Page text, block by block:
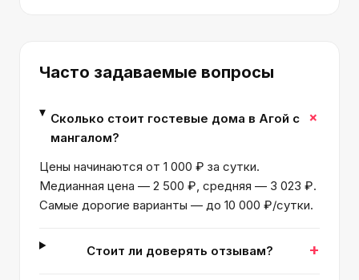
Часто задаваемые вопросы
Сколько стоит гостевые дома в Агой с
мангалом?
+
Цены начинаются от 1 000 ₽ за сутки.
Медианная цена — 2 500 ₽, средняя — 3 023 ₽.
Самые дорогие варианты — до 10 000 ₽/сутки.
Стоит ли доверять отзывам? +